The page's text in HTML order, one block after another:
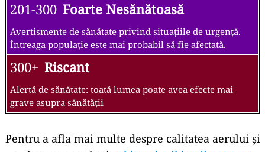
201-300 Foarte Nesănătoasă
Avertismente de sănătate privind situațiile de urgență.
Întreaga populație este mai probabil să fie afectată.
300+ Riscant
Alertă de sănătate: toată lumea poate avea efecte mai
grave asupra sănătății
Pentru a afla mai multe despre calitatea aerului și